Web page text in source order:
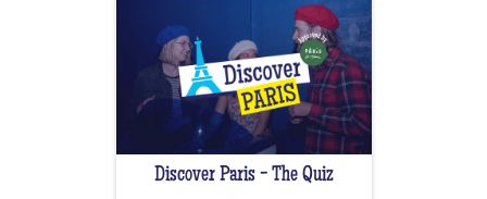
Discover Paris - The Quiz